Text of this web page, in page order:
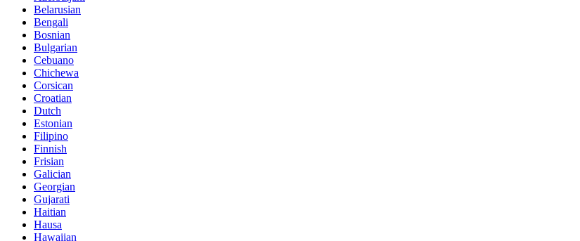
Belarusian
Bengali
Bosnian
Bulgarian
Cebuano
Chichewa
Corsican
Croatian
Dutch
Estonian
Filipino
Finnish
Frisian
Galician
Georgian
Gujarati
Haitian
Hausa
Hawaiian